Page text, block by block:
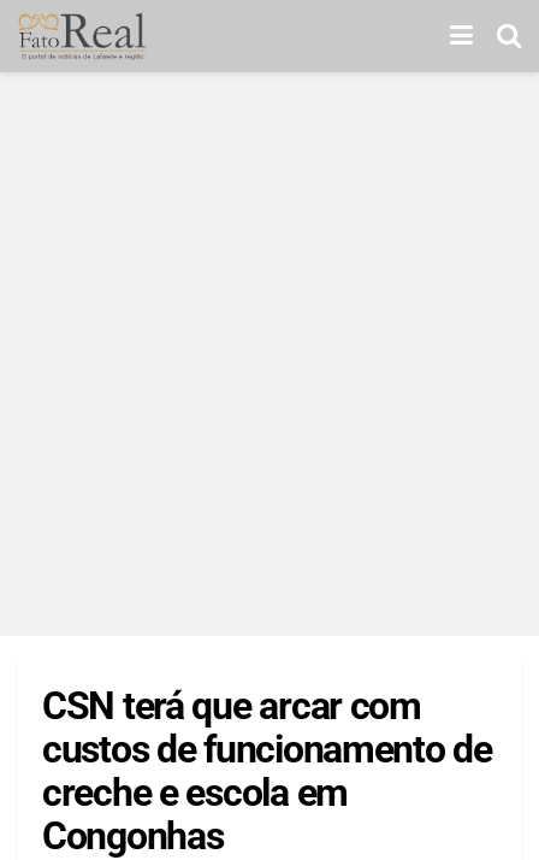
CSN terá que arcar com
custos de funcionamento de
creche e escola em
Congonhas